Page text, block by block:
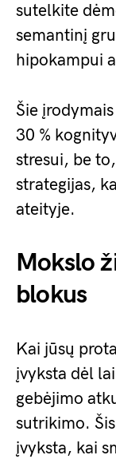
sutelkite
semantinį
hipokampui
Šie
30 %
stresui, be
strategijas,
ateityje.
Mokslo
blokus
Kai jūsų
įvyksta dėl
gebėjimo
sutrikimo.
įvyksta, kai